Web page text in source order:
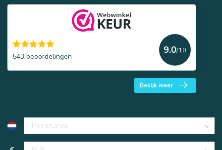
543 beoordelingen
9.0/10
Bekijk meer